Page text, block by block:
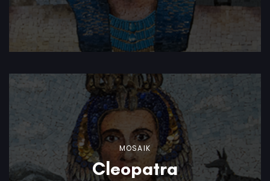
MOSAIK
Cleopatra